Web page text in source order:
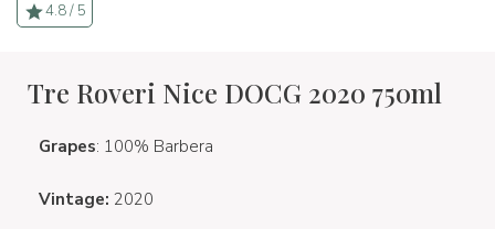
4.8 / 5
Tre Roveri Nice DOCG 2020 750ml
Grapes: 100% Barbera
Vintage: 2020